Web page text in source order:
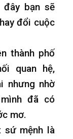
đây bạn sẽ
đổi cuộc
thành phố
quan hệ,
nhưng nhờ
đã có
mơ.
sứ mệnh là